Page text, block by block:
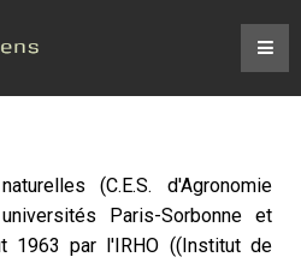
(C.E.S. d'Agronomie
Paris-Sorbonne et
1963 par l'IRHO ((Institut de